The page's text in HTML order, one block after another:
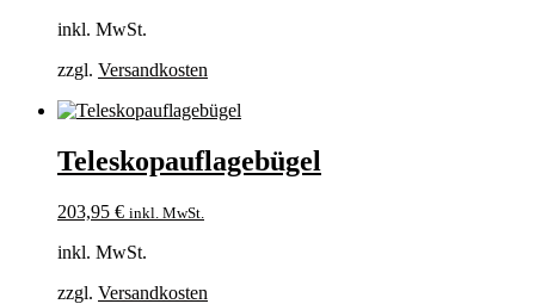
inkl. MwSt.
zzgl. Versandkosten
Teleskopauflagebügel
203,95 € inkl. MwSt.
inkl. MwSt.
zzgl. Versandkosten